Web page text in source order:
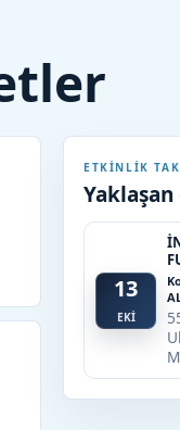
ETKINLIK
13
EKİ